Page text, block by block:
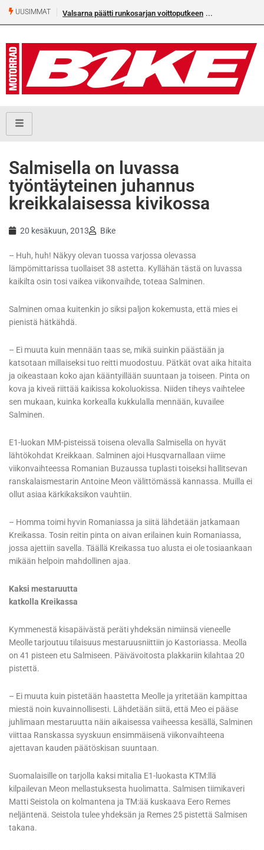
UUSIMMAT Valsarna päätti runkosarjan voittoputkeen
Salmisella on luvassa
työntäyteinen juhannus
kreikkalaisessa kivikossa
20 kesäkuun, 2013 Bike
– Huh, huh! Näkyy olevan tuossa varjossa olevassa
lämpömittarissa tuollaiset 38 astetta. Kyllähän tästä on luvassa
kaikilta osin tosi vaikea viikonvaihde, toteaa Salminen.
Salminen omaa kuitenkin jo siksi paljon kokemusta, että mies ei
pienistä hätkähdä.
– Ei muuta kuin mennään taas se, mikä suinkin päästään ja
katsotaan millaiseksi tuo reitti muodostuu. Pätkät ovat aika hitaita
ja oikeastaan koko ajan kääntyillään suuntaan ja toiseen. Pinta on
kova ja kiveä riittää kaikissa kokoluokissa. Niiden tiheys vaihtelee
sen mukaan, kuinka korkealla kukkulalla mennään, kuvailee
Salminen.
E1-luokan MM-pisteissä toisena olevalla Salmisella on hyvät
lähtökohdat Kreikkaan. Salminen ajoi Husqvarnallaan viime
viikonvaihteessa Romanian Buzaussa tuplasti toiseksi hallitsevan
ranskalaismestarin Antoine Meon välittömässä kannassa. Muilla ei
ollut asiaa kärkikaksikon vauhtiin.
– Homma toimi hyvin Romaniassa ja siitä lähdetään jatkamaan
Kreikassa. Tosin reitin pinta on aivan erilainen kuin Romaniassa,
jossa ajettiin savella. Täällä Kreikassa tuo alusta ei ole tosiaankaan
mikään helpoin mahdollinen ajaa.
Kaksi mestaruutta
katkolla Kreikassa
Kymmenestä kisapäivästä peräti yhdeksän nimiinsä vieneelle
Meolle tarjoutuu tilaisuus mestaruusniittiin jo Kastoriassa. Meolla
on 41 pisteen etu Salmiseen. Päivävoitosta plakkariin kilahtaa 20
pistettä.
– Ei muuta kuin pistetään haastetta Meolle ja yritetään kampittaa
miestä noin kuvainnollisesti. Lähdetään siitä, että Meo ei pääse
juhlimaan mestaruutta näin aikaisessa vaiheessa kesällä, Salminen
viittaa Ranskassa syyskuun ensimmäisenä viikonvaihteena
ajettavan kauden päätöskisan suuntaan.
Suomalaisille on tarjolla kaksi mitalia E1-luokasta KTM:llä
kilpailevan Meon mellastuksesta huolimatta. Salmisen tiimikaveri
Matti Seistola on kolmantena ja TM:ää kuskaava Eero Remes
neljäntenä. Seistola tulee yhdeksän ja Remes 25 pistettä Salmisen
takana.